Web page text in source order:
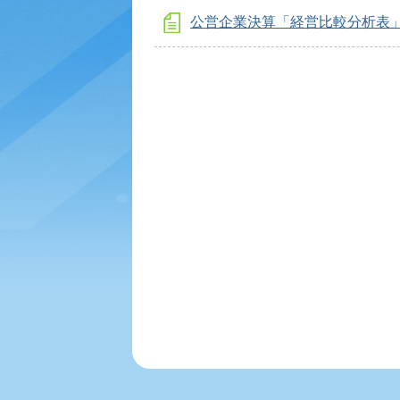
公営企業決算「経営比較分析表